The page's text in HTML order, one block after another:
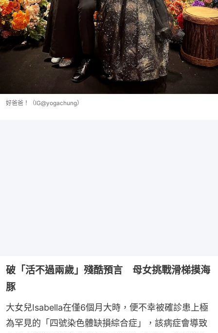
好爸爸！（IG@yogachung）
破「活不過兩歲」殘酷預言 母女挑戰滑梯摸海
豚
大女兒Isabella在僅6個月大時，便不幸被確診患上極
為罕見的「四號染色體缺損綜合症」，該病症會導致